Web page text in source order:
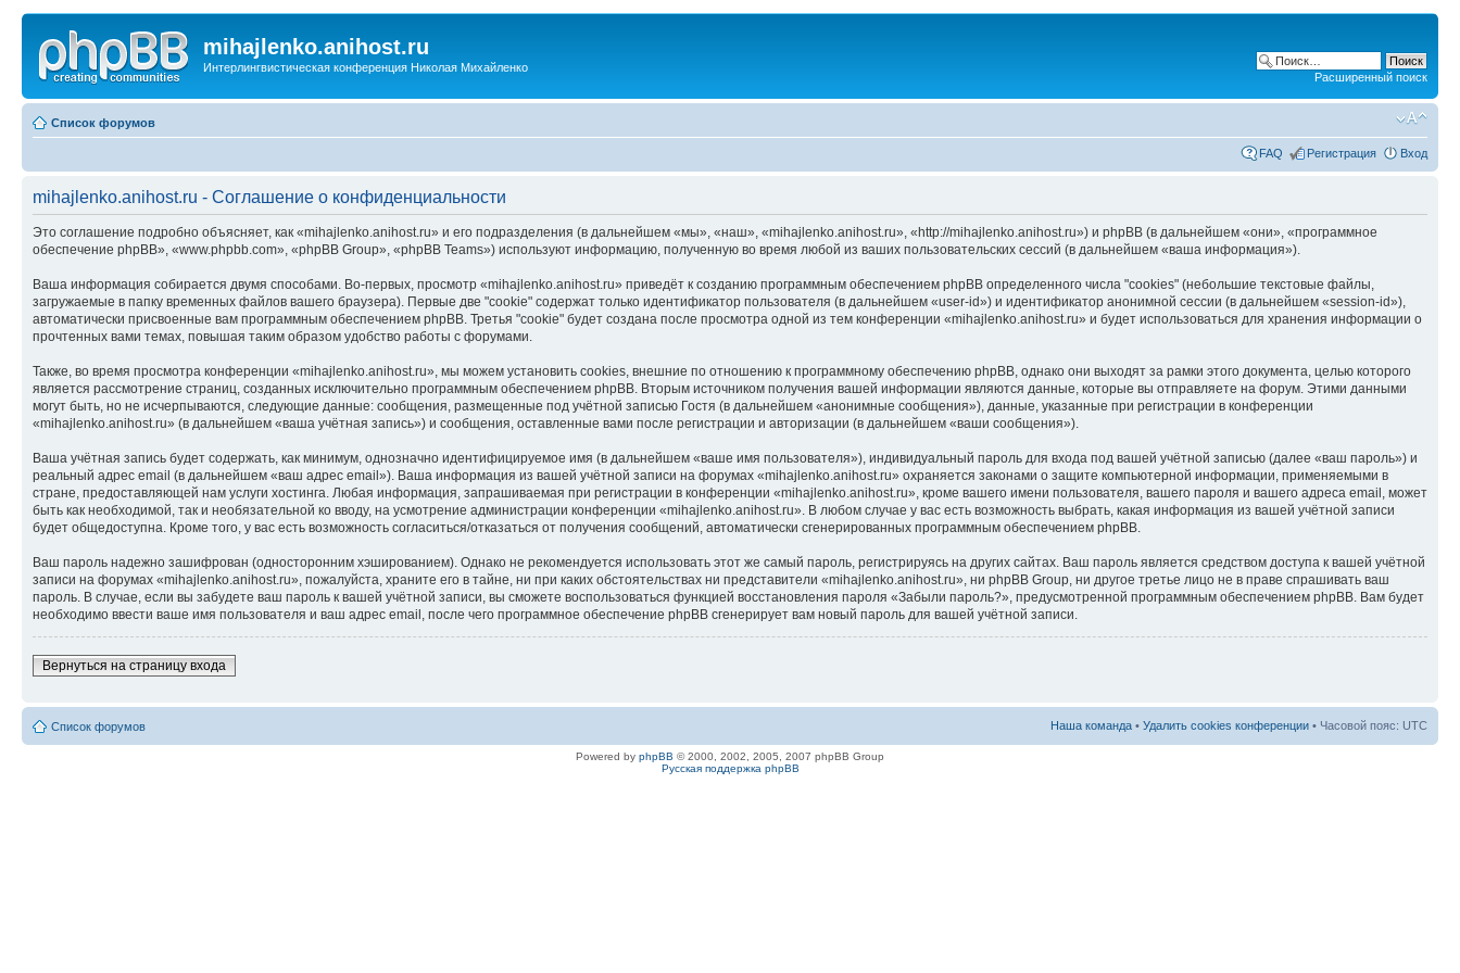
mihajlenko.anihost.ru
Интерлингвистическая конференция Николая Михайленко
Расширенный поиск
Список форумов
FAQ Регистрация Вход
mihajlenko.anihost.ru - Соглашение о конфиденциальности
Это соглашение подробно объясняет, как «mihajlenko.anihost.ru» и его подразделения (в дальнейшем «мы», «наш», «mihajlenko.anihost.ru», «http://mihajlenko.anihost.ru») и phpBB (в дальнейшем «они», «программное
обеспечение phpBB», «www.phpbb.com», «phpBB Group», «phpBB Teams») используют информацию, полученную во время любой из ваших пользовательских сессий (в дальнейшем «ваша информация»).
Ваша информация собирается двумя способами. Во-первых, просмотр «mihajlenko.anihost.ru» приведёт к созданию программным обеспечением phpBB определенного числа "cookies" (небольшие текстовые файлы,
загружаемые в папку временных файлов вашего браузера). Первые две "cookie" содержат только идентификатор пользователя (в дальнейшем «user-id») и идентификатор анонимной сессии (в дальнейшем «session-id»),
автоматически присвоенные вам программным обеспечением phpBB. Третья "cookie" будет создана после просмотра одной из тем конференции «mihajlenko.anihost.ru» и будет использоваться для хранения информации о
прочтенных вами темах, повышая таким образом удобство работы с форумами.
Также, во время просмотра конференции «mihajlenko.anihost.ru», мы можем установить cookies, внешние по отношению к программному обеспечению phpBB, однако они выходят за рамки этого документа, целью которого
является рассмотрение страниц, созданных исключительно программным обеспечением phpBB. Вторым источником получения вашей информации являются данные, которые вы отправляете на форум. Этими данными
могут быть, но не исчерпываются, следующие данные: сообщения, размещенные под учётной записью Гостя (в дальнейшем «анонимные сообщения»), данные, указанные при регистрации в конференции
«mihajlenko.anihost.ru» (в дальнейшем «ваша учётная запись») и сообщения, оставленные вами после регистрации и авторизации (в дальнейшем «ваши сообщения»).
Ваша учётная запись будет содержать, как минимум, однозначно идентифицируемое имя (в дальнейшем «ваше имя пользователя»), индивидуальный пароль для входа под вашей учётной записью (далее «ваш пароль») и
реальный адрес email (в дальнейшем «ваш адрес email»). Ваша информация из вашей учётной записи на форумах «mihajlenko.anihost.ru» охраняется законами о защите компьютерной информации, применяемыми в
стране, предоставляющей нам услуги хостинга. Любая информация, запрашиваемая при регистрации в конференции «mihajlenko.anihost.ru», кроме вашего имени пользователя, вашего пароля и вашего адреса email, может
быть как необходимой, так и необязательной ко вводу, на усмотрение администрации конференции «mihajlenko.anihost.ru». В любом случае у вас есть возможность выбрать, какая информация из вашей учётной записи
будет общедоступна. Кроме того, у вас есть возможность согласиться/отказаться от получения сообщений, автоматически сгенерированных программным обеспечением phpBB.
Ваш пароль надежно зашифрован (односторонним хэшированием). Однако не рекомендуется использовать этот же самый пароль, регистрируясь на других сайтах. Ваш пароль является средством доступа к вашей учётной
записи на форумах «mihajlenko.anihost.ru», пожалуйста, храните его в тайне, ни при каких обстоятельствах ни представители «mihajlenko.anihost.ru», ни phpBB Group, ни другое третье лицо не в праве спрашивать ваш
пароль. В случае, если вы забудете ваш пароль к вашей учётной записи, вы сможете воспользоваться функцией восстановления пароля «Забыли пароль?», предусмотренной программным обеспечением phpBB. Вам будет
необходимо ввести ваше имя пользователя и ваш адрес email, после чего программное обеспечение phpBB сгенерирует вам новый пароль для вашей учётной записи.
Вернуться на страницу входа
Список форумов Наша команда • Удалить cookies конференции • Часовой пояс: UTC
Powered by phpBB © 2000, 2002, 2005, 2007 phpBB Group
Русская поддержка phpBB